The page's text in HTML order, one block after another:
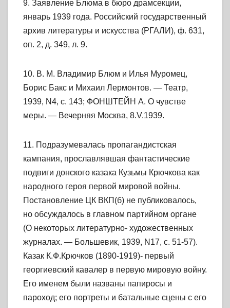
9. Заявление Блюма в бюро драмсекции,
январь 1939 года. Российский государственный
архив литературы и искусства (РГАЛИ), ф. 631,
оп. 2, д. 349, л. 9.
10. В. М. Владимир Блюм и Илья Муромец,
Борис Бакс и Михаил Лермонтов. — Театр,
1939, N4, с. 143; ФОНШТЕЙН А. О чувстве
меры. — Вечерняя Москва, 8.V.1939.
11. Подразумевалась пропагандистская
кампания, прославлявшая фантастические
подвиги донского казака Кузьмы Крючкова как
народного героя первой мировой войны.
Постановление ЦК ВКП(б) не публиковалось,
но обсуждалось в главном партийном органе
(О некоторых литературно- художественных
журналах. — Большевик, 1939, N17, с. 51-57).
Казак К.Ф.Крючков (1890-1919)- первый
георгиевский кавалер в первую мировую войну.
Его именем были названы папиросы и
пароход; его портреты и батальные сцены с его